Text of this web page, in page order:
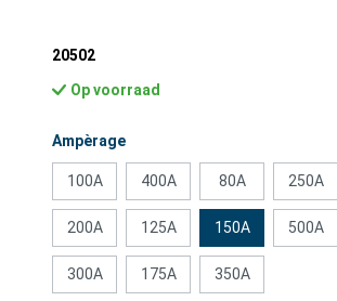
20502
Op voorraad
Selecteer
Ampèrage
100A 400A 80A 250A
200A 125A 150A 500A
300A 175A 350A